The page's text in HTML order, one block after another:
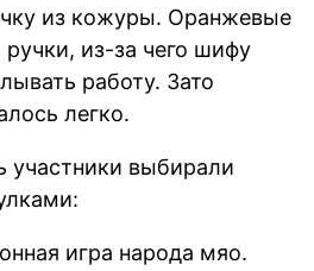
из кожуры. Оранжевые
из-за чего шифу
работу. Зато
легко.
выбирали
игра народа мяо.